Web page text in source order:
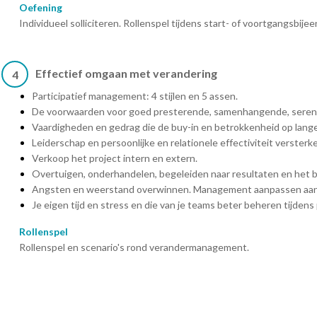
Oefening
Individueel solliciteren. Rollenspel tijdens start- of
4 Effectief omgaan met verandering
Participatief management: 4 stijlen en 5 assen.
De voorwaarden voor goed presterende, samenhangende,
Vaardigheden en gedrag die de buy-in en betrokkenheid op
Leiderschap en persoonlijke en relationele effectiviteit
Verkoop het project intern en extern.
Overtuigen, onderhandelen, begeleiden naar resultaten en het
Angsten en weerstand overwinnen. Management aanpassen
Je eigen tijd en stress en die van je teams beter beheren
Rollenspel
Rollenspel en scenario's rond verandermanagement.